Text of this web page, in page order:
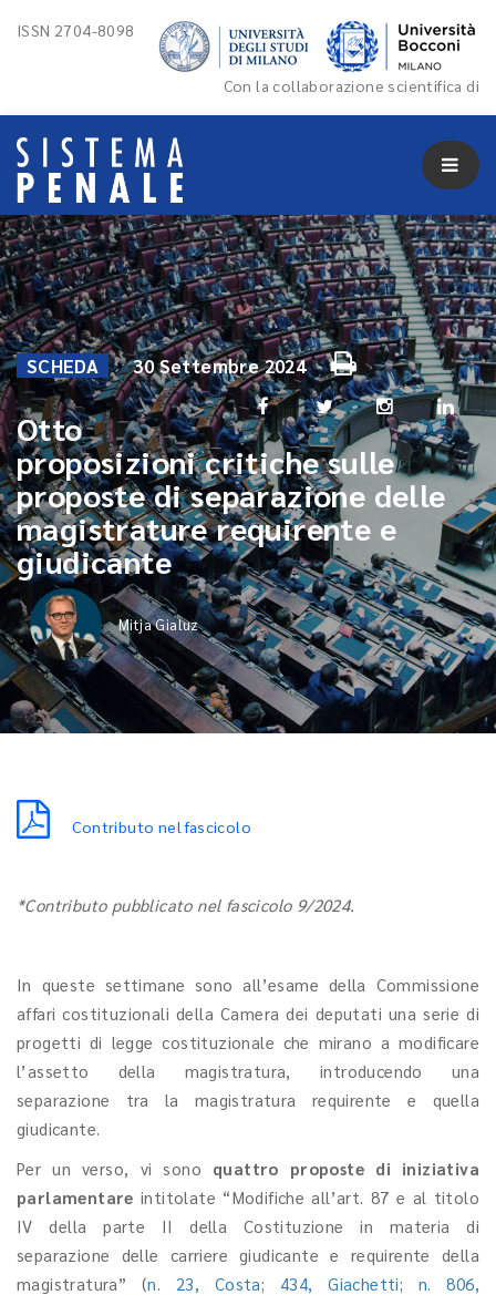
ISSN 2704-8098
Con la collaborazione scientifica di
SCHEDA 30 Settembre 2024
Otto
proposizioni critiche sulle
proposte di separazione delle
magistrature requirente e
giudicante
Mitja Gialuz
Contributo nel fascicolo
*Contributo pubblicato nel fascicolo 9/2024.
In queste settimane sono all’esame della Commissione
affari costituzionali della Camera dei deputati una serie di
progetti di legge costituzionale che mirano a modificare
l’assetto della magistratura, introducendo una
separazione tra la magistratura requirente e quella
giudicante.
Per un verso, vi sono quattro proposte di iniziativa
parlamentare intitolate “Modifiche all’art. 87 e al titolo
IV della parte II della Costituzione in materia di
separazione delle carriere giudicante e requirente della
magistratura” (n. 23, Costa; 434, Giachetti; n. 806,